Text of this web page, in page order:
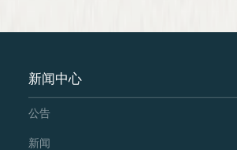
新闻中心
公告
新闻